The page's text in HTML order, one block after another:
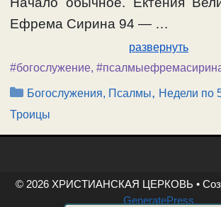
Ефрема Сирина 94 — …
развернуть
#богослужение,
Рубрики
Богослужения, Псалмы, Недели по
Троицы
© 2026 ХРИСТИАНСКАЯ ЦЕРКОВЬ •
GeneratePress